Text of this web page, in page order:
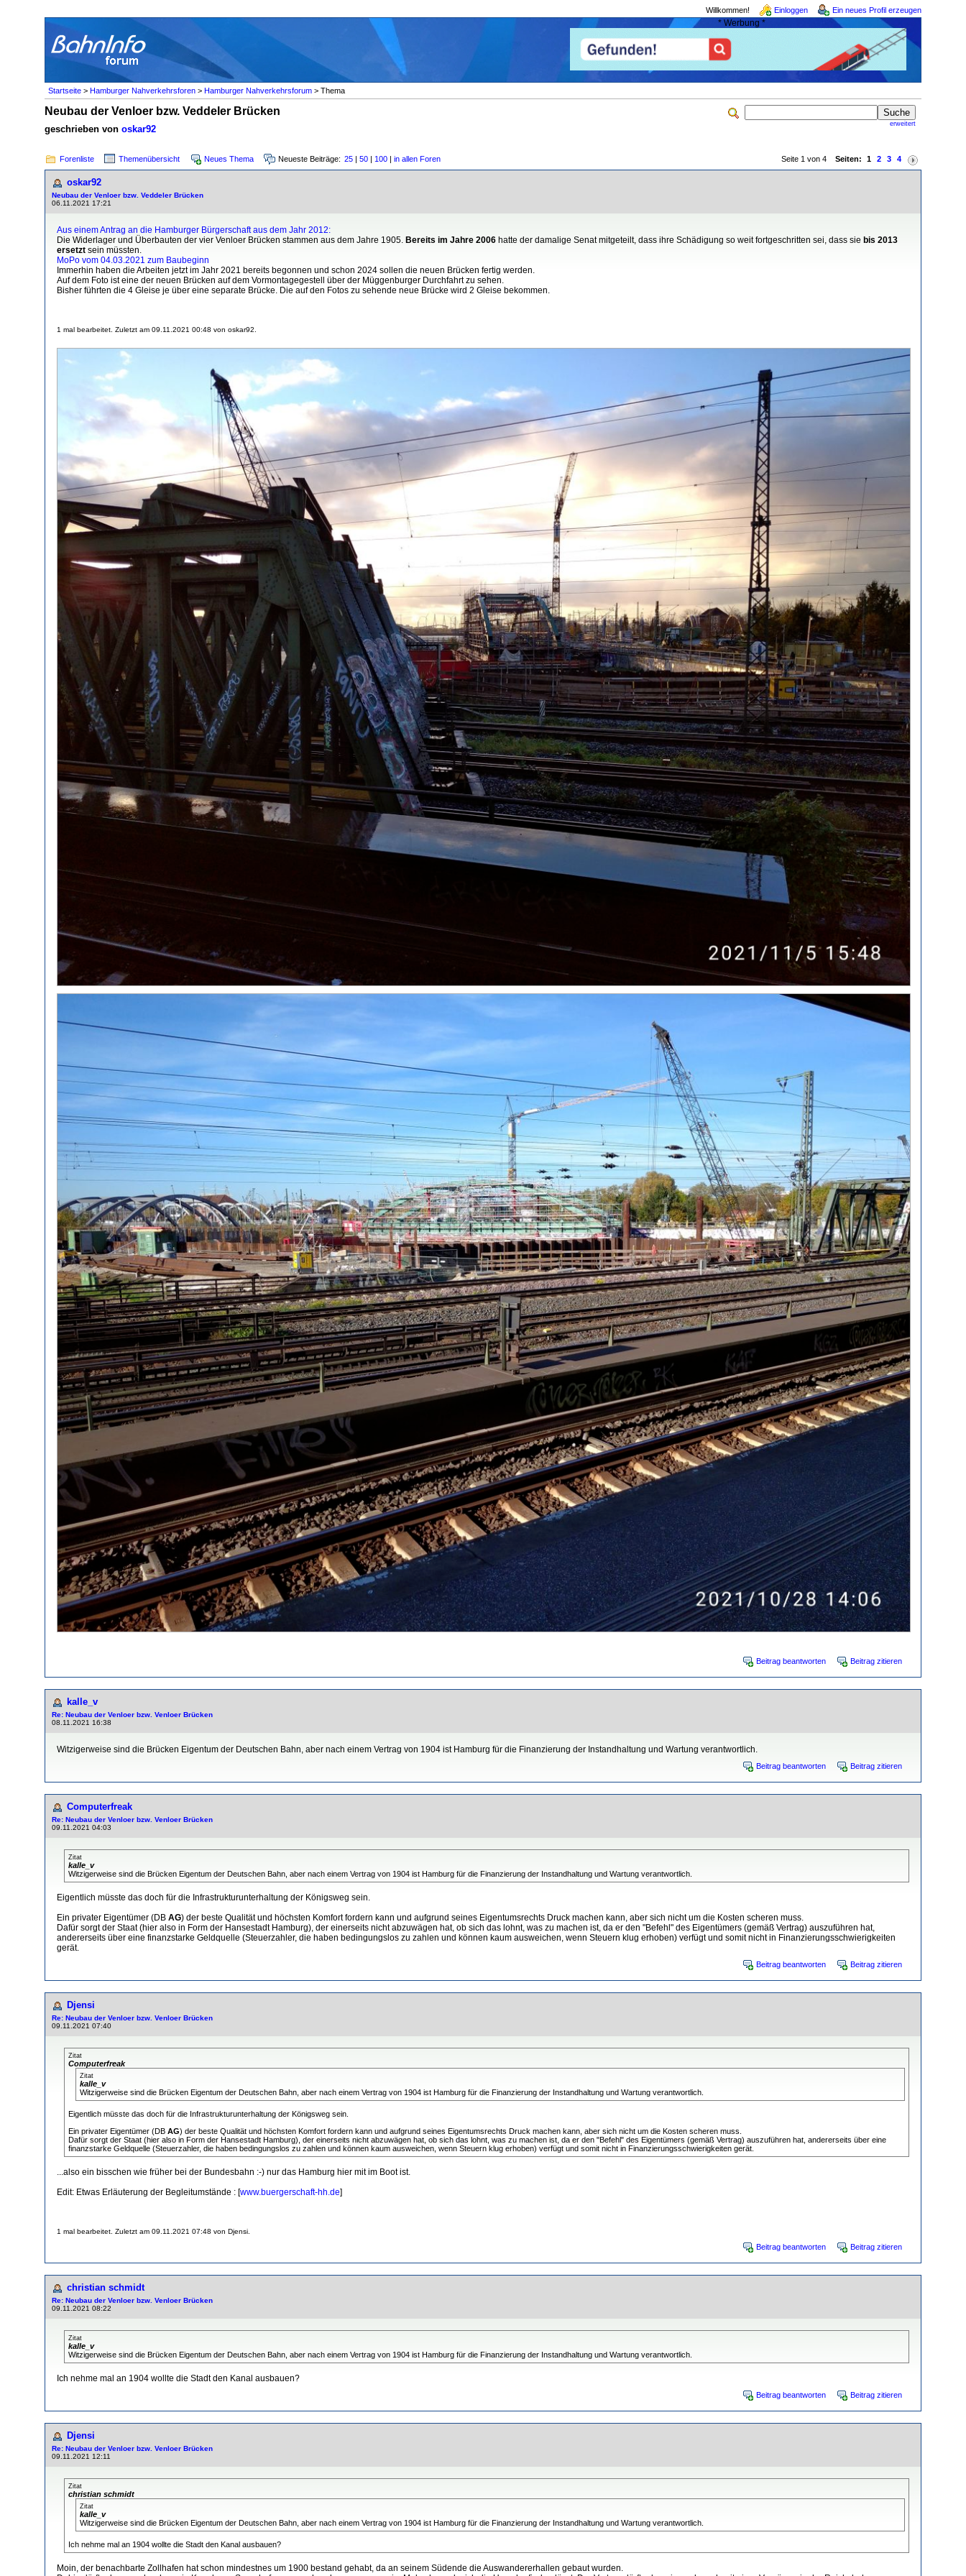
Willkommen! Einloggen Ein neues Profil erzeugen
* Werbung *
Startseite > Hamburger Nahverkehrsforen > Hamburger Nahverkehrsforum > Thema
erweitert
Neubau der Venloer bzw. Veddeler Brücken
geschrieben von oskar92
Forenliste Themenübersicht Neues Thema Neueste Beiträge: 25 | 50 | 100 | in allen Foren Seite 1 von 4 Seiten: 1 2 3 4
oskar92
Neubau der Venloer bzw. Veddeler Brücken
06.11.2021 17:21
Aus einem Antrag an die Hamburger Bürgerschaft aus dem Jahr 2012:
Die Widerlager und Überbauten der vier Venloer Brücken stammen aus dem Jahre 1905. Bereits im Jahre 2006 hatte der damalige Senat mitgeteilt, dass ihre Schädigung so weit fortgeschritten sei, dass sie bis 2013
ersetzt sein müssten.
MoPo vom 04.03.2021 zum Baubeginn
Immerhin haben die Arbeiten jetzt im Jahr 2021 bereits begonnen und schon 2024 sollen die neuen Brücken fertig werden.
Auf dem Foto ist eine der neuen Brücken auf dem Vormontagegestell über der Müggenburger Durchfahrt zu sehen.
Bisher führten die 4 Gleise je über eine separate Brücke. Die auf den Fotos zu sehende neue Brücke wird 2 Gleise bekommen.
1 mal bearbeitet. Zuletzt am 09.11.2021 00:48 von oskar92.
Beitrag beantworten Beitrag zitieren
kalle_v
Re: Neubau der Venloer bzw. Venloer Brücken
08.11.2021 16:38
Witzigerweise sind die Brücken Eigentum der Deutschen Bahn, aber nach einem Vertrag von 1904 ist Hamburg für die Finanzierung der Instandhaltung und Wartung verantwortlich.
Beitrag beantworten Beitrag zitieren
Computerfreak
Re: Neubau der Venloer bzw. Venloer Brücken
09.11.2021 04:03
Zitat
kalle_v
Witzigerweise sind die Brücken Eigentum der Deutschen Bahn, aber nach einem Vertrag von 1904 ist Hamburg für die Finanzierung der Instandhaltung und Wartung verantwortlich.
Eigentlich müsste das doch für die Infrastrukturunterhaltung der Königsweg sein.
Ein privater Eigentümer (DB AG) der beste Qualität und höchsten Komfort fordern kann und aufgrund seines Eigentumsrechts Druck machen kann, aber sich nicht um die Kosten scheren muss.
Dafür sorgt der Staat (hier also in Form der Hansestadt Hamburg), der einerseits nicht abzuwägen hat, ob sich das lohnt, was zu machen ist, da er den "Befehl" des Eigentümers (gemäß Vertrag) auszuführen hat,
andererseits über eine finanzstarke Geldquelle (Steuerzahler, die haben bedingungslos zu zahlen und können kaum ausweichen, wenn Steuern klug erhoben) verfügt und somit nicht in Finanzierungsschwierigkeiten
gerät.
Beitrag beantworten Beitrag zitieren
Djensi
Re: Neubau der Venloer bzw. Venloer Brücken
09.11.2021 07:40
Zitat
Computerfreak
Zitat
kalle_v
Witzigerweise sind die Brücken Eigentum der Deutschen Bahn, aber nach einem Vertrag von 1904 ist Hamburg für die Finanzierung der Instandhaltung und Wartung verantwortlich.
Eigentlich müsste das doch für die Infrastrukturunterhaltung der Königsweg sein.
Ein privater Eigentümer (DB AG) der beste Qualität und höchsten Komfort fordern kann und aufgrund seines Eigentumsrechts Druck machen kann, aber sich nicht um die Kosten scheren muss.
Dafür sorgt der Staat (hier also in Form der Hansestadt Hamburg), der einerseits nicht abzuwägen hat, ob sich das lohnt, was zu machen ist, da er den "Befehl" des Eigentümers (gemäß Vertrag) auszuführen hat, andererseits über eine
finanzstarke Geldquelle (Steuerzahler, die haben bedingungslos zu zahlen und können kaum ausweichen, wenn Steuern klug erhoben) verfügt und somit nicht in Finanzierungsschwierigkeiten gerät.
...also ein bisschen wie früher bei der Bundesbahn :-) nur das Hamburg hier mit im Boot ist.
Edit: Etwas Erläuterung der Begleitumstände : [www.buergerschaft-hh.de]
1 mal bearbeitet. Zuletzt am 09.11.2021 07:48 von Djensi.
Beitrag beantworten Beitrag zitieren
christian schmidt
Re: Neubau der Venloer bzw. Venloer Brücken
09.11.2021 08:22
Zitat
kalle_v
Witzigerweise sind die Brücken Eigentum der Deutschen Bahn, aber nach einem Vertrag von 1904 ist Hamburg für die Finanzierung der Instandhaltung und Wartung verantwortlich.
Ich nehme mal an 1904 wollte die Stadt den Kanal ausbauen?
Beitrag beantworten Beitrag zitieren
Djensi
Re: Neubau der Venloer bzw. Venloer Brücken
09.11.2021 12:11
Zitat
christian schmidt
Zitat
kalle_v
Witzigerweise sind die Brücken Eigentum der Deutschen Bahn, aber nach einem Vertrag von 1904 ist Hamburg für die Finanzierung der Instandhaltung und Wartung verantwortlich.
Ich nehme mal an 1904 wollte die Stadt den Kanal ausbauen?
Moin, der benachbarte Zollhafen hat schon mindestnes um 1900 bestand gehabt, da an seinem Südende die Auswandererhallen gebaut wurden.